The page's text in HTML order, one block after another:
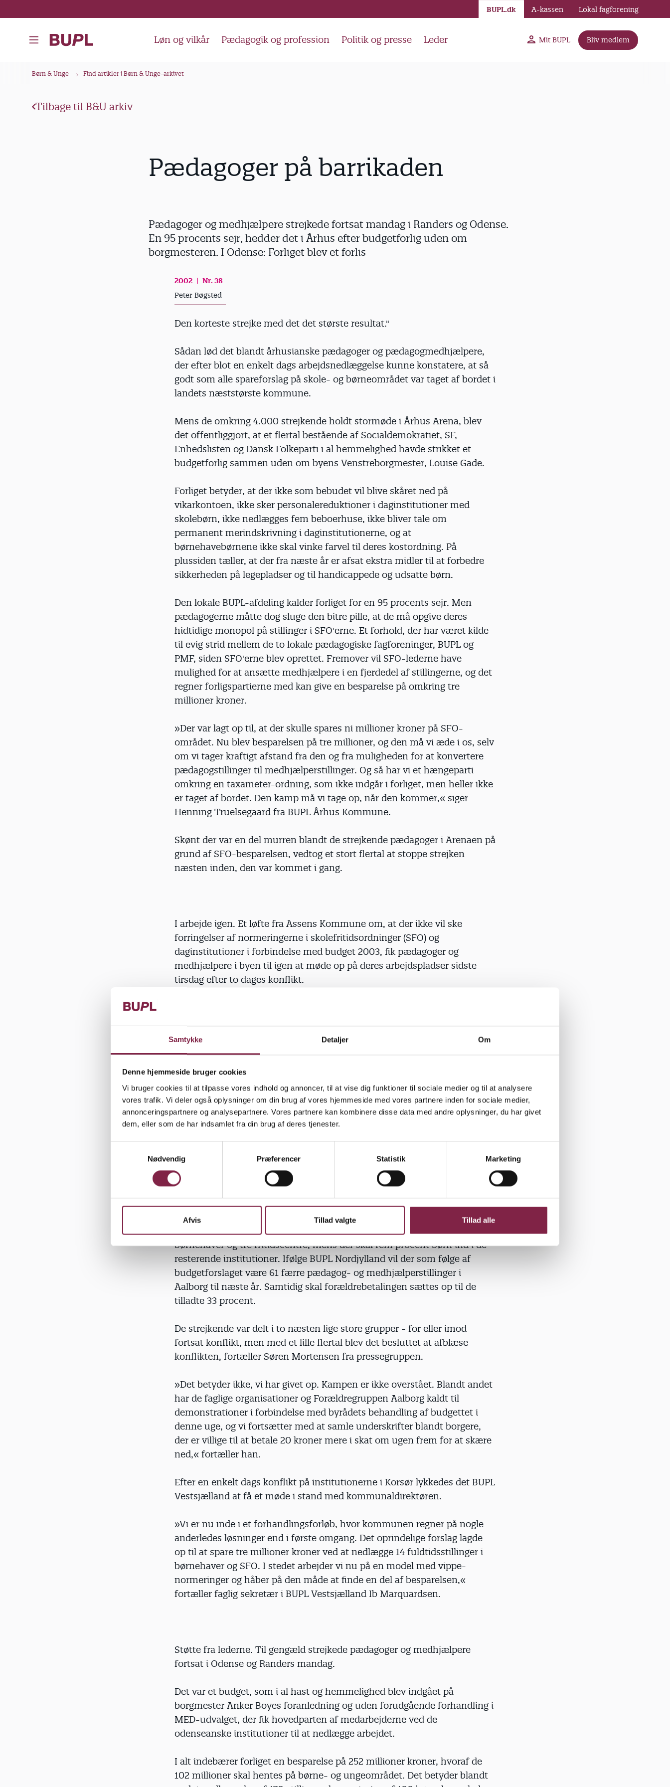
Samtykke Detaljer Om
Denne hjemmeside bruger cookies
Vi bruger cookies til at tilpasse vores indhold og annoncer, til at vise dig funktioner til sociale medier og til at analysere
vores trafik. Vi deler også oplysninger om din brug af vores hjemmeside med vores partnere inden for sociale medier,
annonceringspartnere og analysepartnere. Vores partnere kan kombinere disse data med andre oplysninger, du har givet
dem, eller som de har indsamlet fra din brug af deres tjenester.
v
Nødvendig Præferencer Statistik Marketing
Afvis Tillad valgte Tillad alle
å
Løn og vilkår Pædagogik og profession Politik og presse Leder Mit BUPL Bliv medlem
BUPL.dk A-kassen Lokal fagforening
Børn & Unge Find artikler i Børn & Unge-arkivet
Tilbage til B&U arkiv
Pædagoger på barrikaden
Pædagoger og medhjælpere strejkede fortsat mandag i Randers og Odense.
En 95 procents sejr, hedder det i Århus efter budgetforlig uden om
borgmesteren. I Odense: Forliget blev et forlis
2002
Nr. 38
Peter Bøgsted
Den korteste strejke med det det største resultat."
Sådan lød det blandt århusianske pædagoger og pædagogmedhjælpere,
der efter blot en enkelt dags arbejdsnedlæggelse kunne konstatere, at så
godt som alle spareforslag på skole- og børneområdet var taget af bordet i
landets næststørste kommune.
Mens de omkring 4.000 strejkende holdt stormøde i Århus Arena, blev
det offentliggjort, at et flertal bestående af Socialdemokratiet, SF,
Enhedslisten og Dansk Folkeparti i al hemmelighed havde strikket et
budgetforlig sammen uden om byens Venstreborgmester, Louise Gade.
Forliget betyder, at der ikke som bebudet vil blive skåret ned på
vikarkontoen, ikke sker personalereduktioner i daginstitutioner med
skolebørn, ikke nedlægges fem beboerhuse, ikke bliver tale om
permanent merindskrivning i daginstitutionerne, og at
børnehavebørnene ikke skal vinke farvel til deres kostordning. På
plussiden tæller, at der fra næste år er afsat ekstra midler til at forbedre
sikkerheden på legepladser og til handicappede og udsatte børn.
Den lokale BUPL-afdeling kalder forliget for en 95 procents sejr. Men
pædagogerne måtte dog sluge den bitre pille, at de må opgive deres
hidtidige monopol på stillinger i SFO'erne. Et forhold, der har været kilde
til evig strid mellem de to lokale pædagogiske fagforeninger, BUPL og
PMF, siden SFO'erne blev oprettet. Fremover vil SFO-lederne have
mulighed for at ansætte medhjælpere i en fjerdedel af stillingerne, og det
regner forligspartierne med kan give en besparelse på omkring tre
millioner kroner.
»Der var lagt op til, at der skulle spares ni millioner kroner på SFO-
området. Nu blev besparelsen på tre millioner, og den må vi æde i os, selv
om vi tager kraftigt afstand fra den og fra muligheden for at konvertere
pædagogstillinger til medhjælperstillinger. Og så har vi et hængeparti
omkring en taxameter-ordning, som ikke indgår i forliget, men heller ikke
er taget af bordet. Den kamp må vi tage op, når den kommer,« siger
Henning Truelsegaard fra BUPL Århus Kommune.
Skønt der var en del murren blandt de strejkende pædagoger i Arenaen på
grund af SFO-besparelsen, vedtog et stort flertal at stoppe strejken
næsten inden, den var kommet i gang.
I arbejde igen. Et løfte fra Assens Kommune om, at der ikke vil ske
forringelser af normeringerne i skolefritidsordninger (SFO) og
daginstitutioner i forbindelse med budget 2003, fik pædagoger og
medhjælpere i byen til igen at møde op på deres arbejdspladser sidste
tirsdag efter to dages konflikt.
opsagt normeringsaftalerne med deres faglige organisationer. De frygtede
hænge sammen.
Ifølge formanden for BUPL Fyn, Lisbeth Schmidt Jespersen, er der lavet
en midlertidig ordning, som sikrer det nuværende personale. Samtidig
til en form for lønsums- eller kontraktstyring.
I Aalborg valgte pædagogerne også at gå i arbejde igen. Det skete, efter de
havde strejket i over en uge mod kommunens meget skrappe
nedskæringsplaner, uden det tilsyneladende har fået politikerne til at få
sved på panden. Spareforslaget betyder blandt andet lukning af ni
børnehaver og tre fritidscentre, mens der skal fem procent børn ind i de
resterende institutioner. Ifølge BUPL Nordjylland vil der som følge af
budgetforslaget være 61 færre pædagog- og medhjælperstillinger i
Aalborg til næste år. Samtidig skal forældrebetalingen sættes op til de
tilladte 33 procent.
De strejkende var delt i to næsten lige store grupper - for eller imod
fortsat konflikt, men med et lille flertal blev det besluttet at afblæse
konflikten, fortæller Søren Mortensen fra pressegruppen.
»Det betyder ikke, vi har givet op. Kampen er ikke overstået. Blandt andet
har de faglige organisationer og Forældregruppen Aalborg kaldt til
demonstrationer i forbindelse med byrådets behandling af budgettet i
denne uge, og vi fortsætter med at samle underskrifter blandt borgere,
der er villige til at betale 20 kroner mere i skat om ugen frem for at skære
ned,« fortæller han.
Efter en enkelt dags konflikt på institutionerne i Korsør lykkedes det BUPL
Vestsjælland at få et møde i stand med kommunaldirektøren.
»Vi er nu inde i et forhandlingsforløb, hvor kommunen regner på nogle
anderledes løsninger end i første omgang. Det oprindelige forslag lagde
op til at spare tre millioner kroner ved at nedlægge 14 fuldtidsstillinger i
børnehaver og SFO. I stedet arbejder vi nu på en model med vippe-
normeringer og håber på den måde at finde en del af besparelsen,«
fortæller faglig sekretær i BUPL Vestsjælland Ib Marquardsen.
Støtte fra lederne. Til gengæld strejkede pædagoger og medhjælpere
fortsat i Odense og Randers mandag.
Det var et budget, som i al hast og hemmelighed blev indgået på
borgmester Anker Boyes foranledning og uden forudgående forhandling i
MED-udvalget, der fik hovedparten af medarbejderne ved de
odenseanske institutioner til at nedlægge arbejdet.
I alt indebærer forliget en besparelse på 252 millioner kroner, hvoraf de
102 millioner skal hentes på børne- og ungeområdet. Det betyder blandt